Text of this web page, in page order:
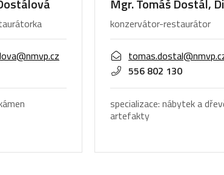
konzervátor-restaurátor
556 802 130
specializace: nábytek a
artefakty